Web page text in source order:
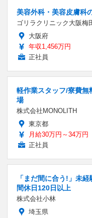
美容外科・美容皮膚科
ゴリラクリニック大阪梅
大阪府
年収1,456万円
正社員
軽作業スタッフ/寮費
場
株式会社MONOLITH
東京都
月給30万円～34万円
正社員
「まだ間に合う!」未
間休日120日以上
株式会社小林
埼玉県